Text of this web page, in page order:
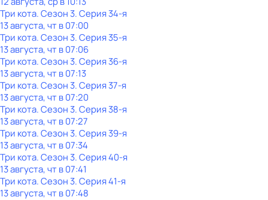
Три кота. Сезон 3. Серия 34-я
13 августа, чт в 07:00
Три кота. Сезон 3. Серия 35-я
13 августа, чт в 07:06
Три кота. Сезон 3. Серия 36-я
13 августа, чт в 07:13
Три кота. Сезон 3. Серия 37-я
13 августа, чт в 07:20
Три кота. Сезон 3. Серия 38-я
13 августа, чт в 07:27
Три кота. Сезон 3. Серия 39-я
13 августа, чт в 07:34
Три кота. Сезон 3. Серия 40-я
13 августа, чт в 07:41
Три кота. Сезон 3. Серия 41-я
13 августа, чт в 07:48